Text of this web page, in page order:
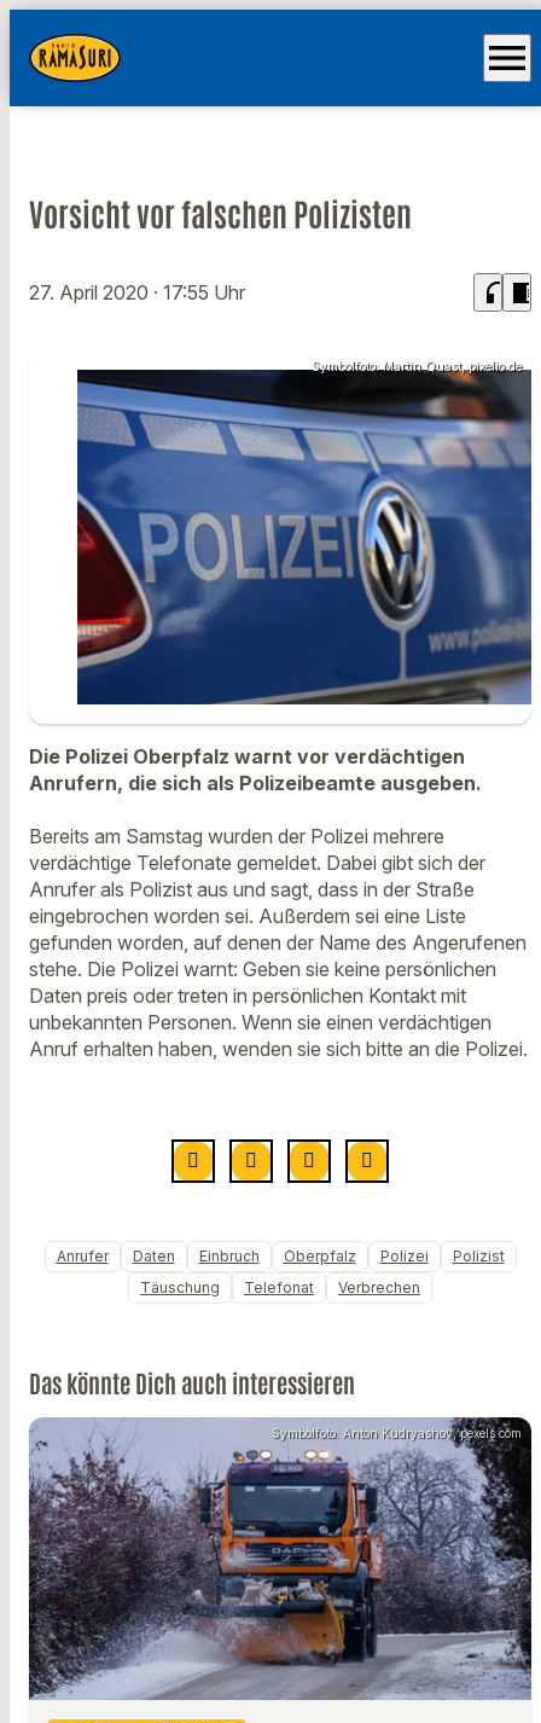
menu
Vorsicht vor falschen Polizisten
27. April 2020 · 17:55 Uhr headphones chrome_reader_mode
Symbolfoto: Martin Quast, pixelio.de
Die Polizei Oberpfalz warnt vor verdächtigen
Anrufern, die sich als Polizeibeamte ausgeben.
Bereits am Samstag wurden der Polizei mehrere
verdächtige Telefonate gemeldet. Dabei gibt sich der
Anrufer als Polizist aus und sagt, dass in der Straße
eingebrochen worden sei. Außerdem sei eine Liste
gefunden worden, auf denen der Name des Angerufenen
stehe. Die Polizei warnt: Geben sie keine persönlichen
Daten preis oder treten in persönlichen Kontakt mit
unbekannten Personen. Wenn sie einen verdächtigen
Anruf erhalten haben, wenden sie sich bitte an die Polizei.
Anrufer Daten Einbruch Oberpfalz Polizei
Polizist
Täuschung
Telefonat Verbrechen
Das könnte Dich auch interessieren
Symbolfoto: Anton Kudryashov, pexels.com